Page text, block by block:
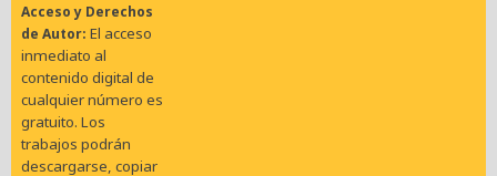
Acceso y Derechos
de Autor El acceso
inmediato al
contenido digital de
cualquier número es
gratuito. Los
trabajos podrán
descargarse, copiar